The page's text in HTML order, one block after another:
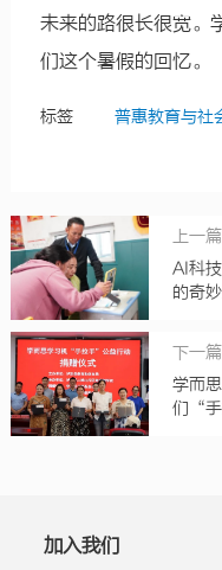
未来的路很长很宽。
们这个暑假的回忆。
标签 普惠教育与社
上一篇
AI科
的奇
下一篇
学而
们“手
加入我们